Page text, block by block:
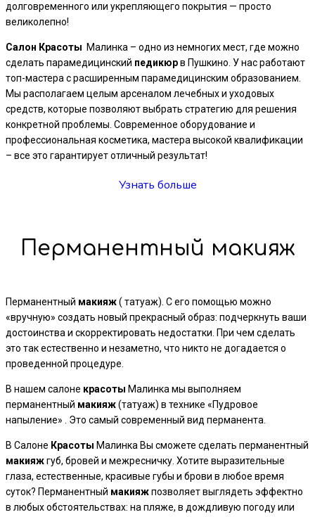
долговременного или укрепляющего покрытия — просто
великолепно!
Салон Красоты Малинка – одно из немногих мест, где можно
сделать парамедицинский педикюрв Пушкино. У нас работают
топ-мастера с расширенным парамедицинским образованием.
Мы располагаем целым арсеналом лечебных и уходовых
средств, которые позволяют выбрать стратегию для решения
конкретной проблемы. Современное оборудование и
профессиональная косметика, мастера высокой квалификации
– все это гарантирует отличный результат!
Узнать больше
Перманентный макияж
Перманентный макияж( татуаж). С его помощью можно
«вручную» создать новый прекрасный образ: подчеркнуть ваши
достоинства и скорректировать недостатки. При чем сделать
это так естественно и незаметно, что никто не догадается о
проведенной процедуре.
В нашем салоне красоты Малинка мы выполняем
перманентный макияж(татуаж) в технике «Пудровое
напыление» . Это самый современный вид перманента.
В Салоне Красоты Малинка Вы сможете сделать перманентный
макияжгуб, бровей и межресничку. Хотите выразительные
глаза, естественные, красивые губы и брови в любое время
суток? Перманентный макияжпозволяет выглядеть эффектно
в любых обстоятельствах: на пляже, в дождливую погоду или